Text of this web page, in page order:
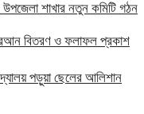
উপজেলা শাখার নতুন কমিটি গঠন
বিতরণ ও ফলাফল প্রকাশ
পড়ুয়া ছেলের আলিশান